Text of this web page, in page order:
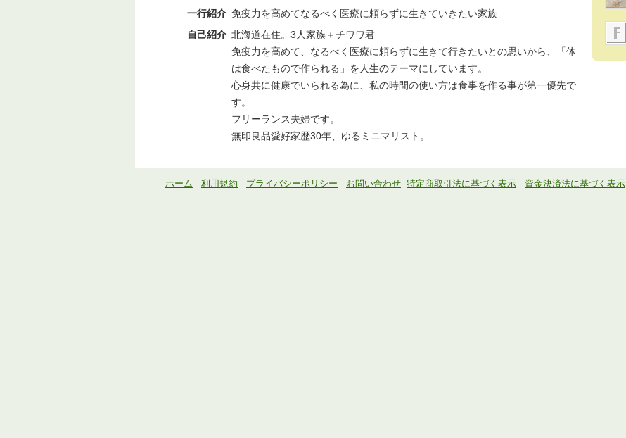
一行紹介 免疫力を高めてなるべく医療に頼らずに生きていきたい家族
自己紹介 北海道在住。3人家族＋チワワ君
免疫力を高めて、なるべく医療に頼らずに生きて行きたいとの思いから、「体
は食べたもので作られる」を人生のテーマにしています。
心身共に健康でいられる為に、私の時間の使い方は食事を作る事が第一優先で
す。
フリーランス夫婦です。
無印良品愛好家歴30年、ゆるミニマリスト。
ホーム - 利用規約 - プライバシーポリシー - お問い合わせ- 特定商取引法に基づく表示 - 資金決済法に基づく表示